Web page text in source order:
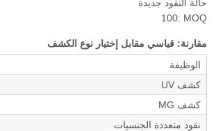
حالة النقود جديدة
100: MOQ
مقارنة: قياسي مقابل إختيار نوع الكشف
الوظيفة
كشف UV
كشف MG
نقود متعددة الجنسيات